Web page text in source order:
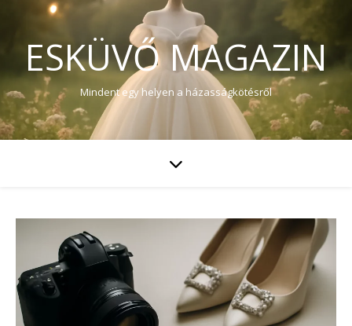
ESKÜVŐ MAGAZIN
Mindent egy helyen a házasságkötésről